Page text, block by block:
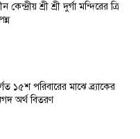
কেন্দ্রীয় শ্রী শ্রী দুর্গা মন্দিরের ত্রি
১৫শ পরিবারের মাঝে ব্র্যাকের
অর্থ বিতরণ